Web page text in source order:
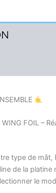
FOIL –
type de mât,
de la platine
le